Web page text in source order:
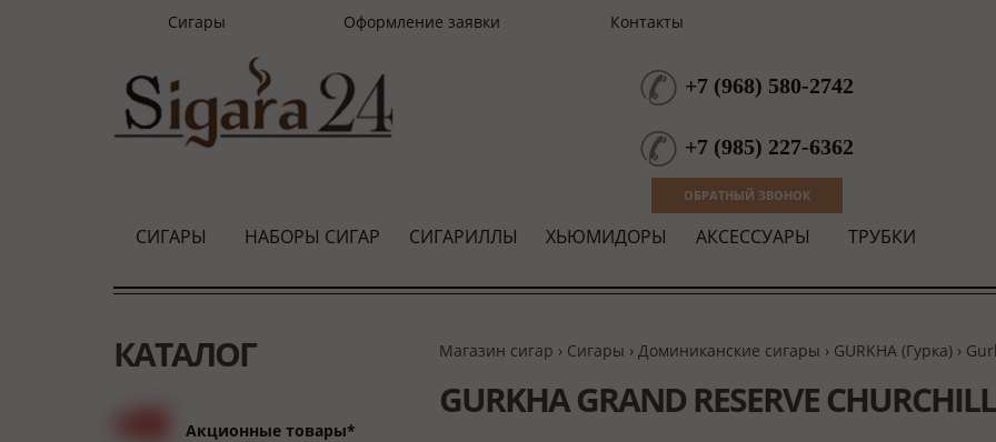
Сигары Оформление заявки Контакты
+7 (968) 580-2742
+7 (985) 227-6362
ОБРАТНЫЙ ЗВОНОК
СИГАРЫ НАБОРЫ СИГАР СИГАРИЛЛЫ ХЬЮМИДОРЫ АКСЕССУАРЫ ТРУБКИ
КАТАЛОГ
Акционные товары*
Магазин сигар › Сигары › Доминиканские сигары › GURKHA (Гурка)›
GURKHA GRAND RESERVE CHURCHILL